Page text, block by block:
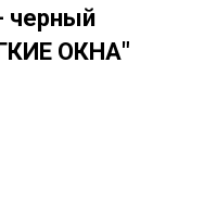
черный
ОКНА"